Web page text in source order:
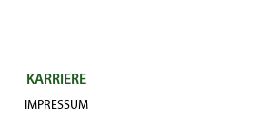
KARRIERE
IMPRESSUM